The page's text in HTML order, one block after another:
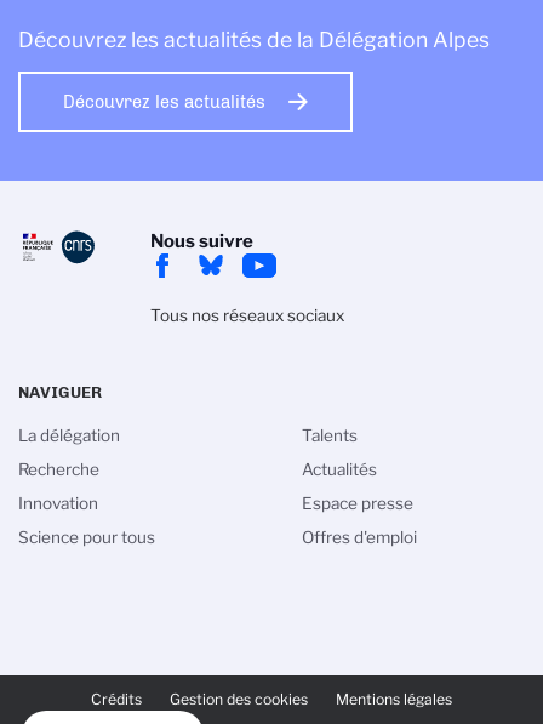
Découvrez les actualités de la Délégation Alpes
Découvrez les actualités
Nous suivre
Tous nos réseaux sociaux
PAGE
Crédits Gestion des cookies Mentions légales
NAVIGUER
La délégation
Recherche
Innovation
Science pour tous
Talents
Actualités
Espace presse
Offres d'emploi